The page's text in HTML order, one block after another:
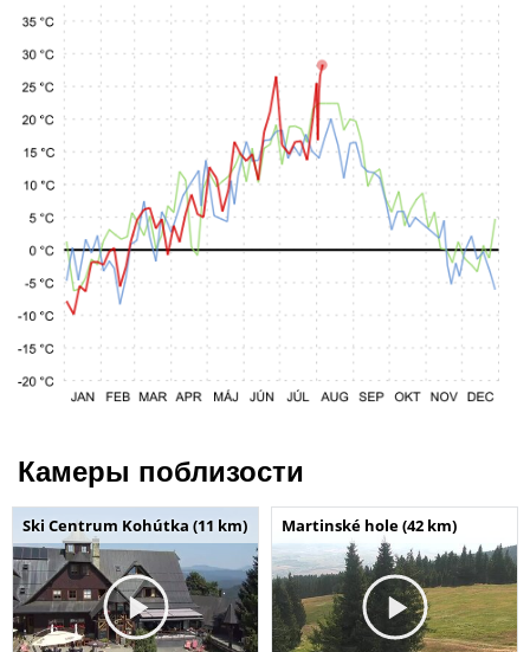
Камеры поблизости
Ski Centrum Kohútka (11 km) Martinské hole (42 km)